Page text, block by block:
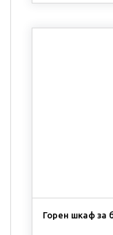
Горен шкаф за